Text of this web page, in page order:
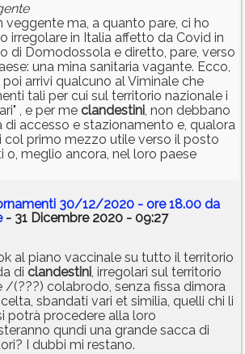
veggente ma, a quanto pare, ci ho
irregolare in Italia affetto da Covid in
di Domodossola e diretto, pare, verso
una mina sanitaria vagante. Ecco,
arrivi qualcuno al Viminale che
tali per cui sul territorio nazionale i
, e per me clandestini, non debbano
di accesso e stazionamento e, qualora
col primo mezzo utile verso il posto
o, meglio ancora, nel loro paese
30/12/2020 - ore 18.00 da
- 31 Dicembre 2020 - 09:27
al piano vaccinale su tutto il territorio
di clandestini, irregolari sul territorio
/(???) colabrodo, senza fissa dimora
sbandati vari et similia, quelli chi li
potrà procedere alla loro
qundi una grande sacca di
I dubbi mi restano.